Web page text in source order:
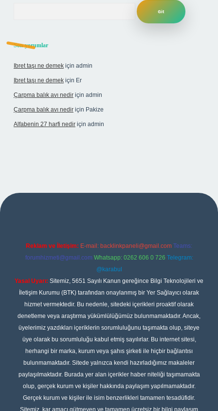
Son yorumlar
Ibret taşı ne demek için admin
Ibret taşı ne demek için Er
Çarpma balık avı nedir için admin
Çarpma balık avı nedir için Pakize
Alfabenin 27 harfi nedir için admin
Reklam ve İletişim: E-mail: backlinkpaneli@gmail.com Teams:
forumhizmeti@gmail.com Whatsapp: 0262 606 0 726 Telegram:
@karabul
Yasal Uyarı: Sitemiz, 5651 Sayılı Kanun gereğince Bilgi Teknolojileri ve
İletişim Kurumu (BTK) tarafından onaylanmış bir Yer Sağlayıcı olarak
hizmet vermektedir. Bu nedenle, sitedeki içerikleri proaktif olarak
denetleme veya araştırma yükümlülüğümüz bulunmamaktadır. Ancak,
üyelerimiz yazdıkları içeriklerin sorumluluğunu taşımakta olup, siteye
üye olarak bu sorumluluğu kabul etmiş sayılırlar. Bu internet sitesi,
herhangi bir marka, kurum veya şahıs şirketi ile hiçbir bağlantısı
bulunmamaktadır. Sitede yalnızca kendi hazırladığımız makaleler
paylaşılmaktadır. Burada yer alan içerikler haber niteliği taşımamakta
olup, gerçek kurum ve kişiler hakkında paylaşım yapılmamaktadır.
Gerçek kurum ve kişiler ile isim benzerlikleri tamamen tesadüfidir.
Sitemiz, kar amacı gütmeyen ve tamamen ücretsiz bir bilgi paylaşım